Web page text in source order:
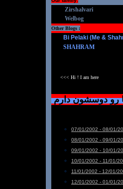
Zirshalvari
Welbog
Other Blogs :
Bi Pelaki (Me &
SHAHRAM
<<< Hi ! I am here
رو دوسشون دارم
07/01/2002 - 08/01/
08/01/2002 - 09/01/
09/01/2002 - 10/01/
10/01/2002 - 11/01/
11/01/2002 - 12/01/
12/01/2002 - 01/01/